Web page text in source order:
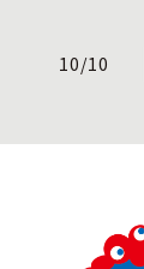
10/10